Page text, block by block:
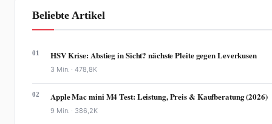
Beliebte Artikel
01 HSV Krise: Abstieg in Sicht? nächste Pleite gegen Leverkusen
3 Min. ·478,8K
02 Apple Mac mini M4 Test: Leistung, Preis & Kaufberatung (2026)
9 Min. · 386,2K